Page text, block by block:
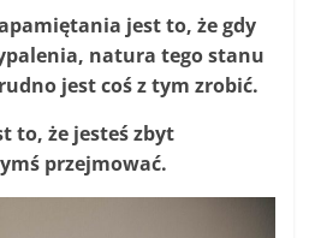
jest to, że gdy
natura tego stanu
jest coś z tym zrobić.
to, że jesteś zbyt
przejmować.